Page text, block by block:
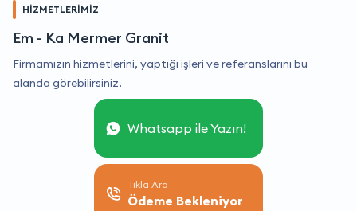
HİZMETLERİMİZ
Em - Ka Mermer Granit
Firmamızın hizmetlerini, yaptığı işleri ve referanslarını bu
alanda görebilirsiniz.
Whatsapp ile Yazın!
Tıkla Ara
Ödeme Bekleniyor